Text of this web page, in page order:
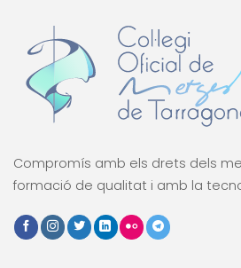
Compromís amb els drets dels
formació de qualitat i amb la